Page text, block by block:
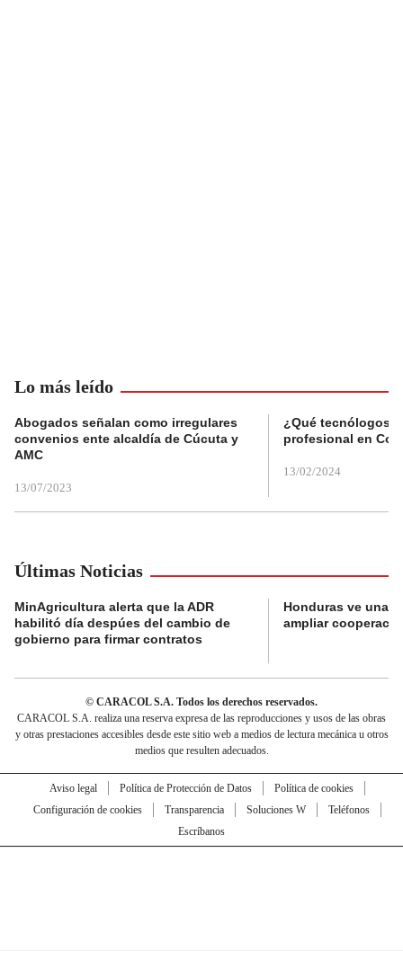
Lo más leído
Abogados señalan como irregulares
convenios ente alcaldía de Cúcuta y
AMC
13/07/2023
¿Qué tecnólogos
profesional en
13/02/2024
Últimas Noticias
MinAgricultura alerta que la ADR
habilitó día despúes del cambio de
gobierno para firmar contratos
Honduras ve una
ampliar
© CARACOL S.A. Todos los derechos reservados.
CARACOL S.A. realiza una reserva expresa de las reproducciones y usos de las obras
y otras prestaciones accesibles desde este sitio web a medios de lectura mecánica u otros
medios que resulten adecuados.
Aviso legal Política de Protección de Datos
Política de cookies
Configuración de cookies
Transparencia Soluciones W
Teléfonos
Escríbanos